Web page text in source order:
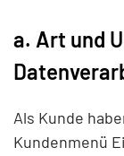
a. Art und
Als Kunde
Kundenmenü